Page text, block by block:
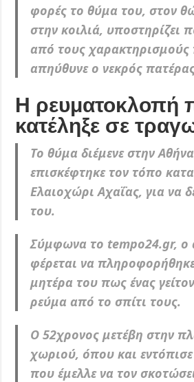
φορές το θύμα του, στον
στην κοιλιά, υποστηρίζει
από τους
απηύθυνε ο νεκρός
Η ρευματοκλοπή
κατέληξε σε
Το θύμα διέμενε στην
επισκέφτηκε τον τόπο
Ελαιοχώρι Αχαΐας, για να
του.
Σύμφωνα το tempo24.gr, ο
φέρεται να
μητέρα του πως ένας
ρεύμα από το σπίτι τους.
Ο 52χρονος μετέβη στην
χωριού, όπου και
που έμελλε να τον